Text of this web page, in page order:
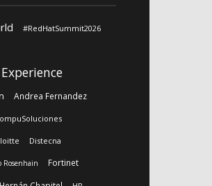
#RedHatSummit2026
Andrea Fernandez
Distecna
Rosenhain Fortinet